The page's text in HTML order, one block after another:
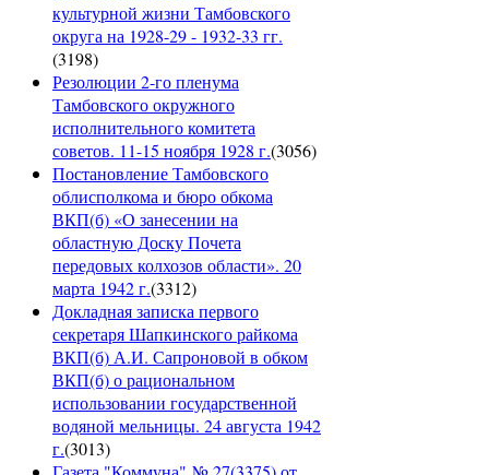
культурной жизни Тамбовского
округа на 1928-29 - 1932-33 гг.
(3198)
Резолюции 2-го пленума
Тамбовского окружного
исполнительного комитета
советов. 11-15 ноября 1928 г.(3056)
Постановление Тамбовского
облисполкома и бюро обкома
ВКП(б) «О занесении на
областную Доску Почета
передовых колхозов области». 20
марта 1942 г.(3312)
Докладная записка первого
секретаря Шапкинского райкома
ВКП(б) А.И. Сапроновой в обком
ВКП(б) о рациональном
использовании государственной
водяной мельницы. 24 августа 1942
г.(3013)